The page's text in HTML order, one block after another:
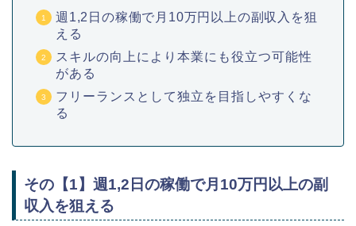
週1,2日の稼働で月10万円以上の副収入を狙
える
スキルの向上により本業にも役立つ可能性
がある
フリーランスとして独立を目指しやすくな
る
その【1】週1,2日の稼働で月10万円以上の副
収入を狙える